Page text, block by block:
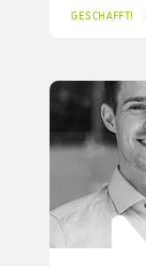
GESCHAFFT!